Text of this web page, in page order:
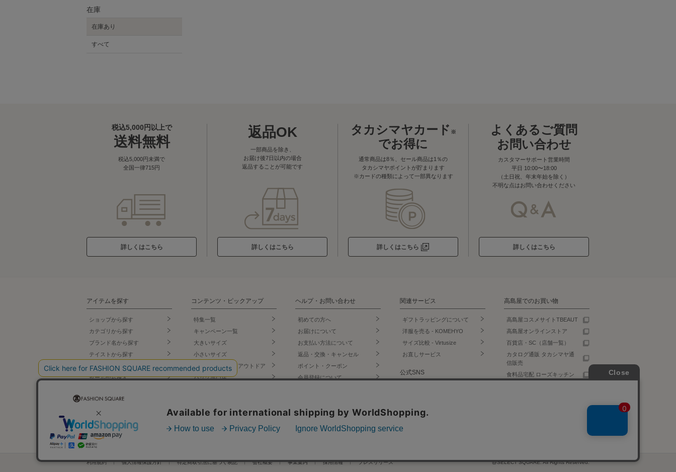
在庫
在庫あり
すべて
税込5,000円以上で
送料無料
税込5,000円未満で
全国一律715円
詳しくはこちら
返品OK
一部商品を除き、
お届け後7日以内の場合
返品することが可能です
詳しくはこちら
タカシマヤカード ※
でお得に
通常商品は8％、セール商品は1％の
タカシマヤポイントが貯まります
※カードの種類によって一部異なります
詳しくはこちら
よくあるご質問
お問い合わせ
カスタマーサポート営業時間
平日 10:00〜18:00
（土日祝、年末年始を除く）
不明な点はお問い合わせください
詳しくはこちら
アイテムを探す
ショップから探す
カテゴリから探す
ブランド名から探す
テイストから探す
コーデから探す
セールから探す
新着商品
先行予約商品
再入荷商品
コンテンツ・ピックアップ
特集一覧
キャンペーン一覧
大きいサイズ
小さいサイズ
スポーツウェア・アウトドア
バッグ専門店
タカシマヤオリジナルショッ
ヘルプ・お問い合わせ
初めての方へ
お届けについて
お支払い方法について
返品・交換・キャンセル
ポイント・クーポン
会員登録について
サイトからのお知らせ
関連サービス
ギフトラッピングについて
洋服を売る - KOMEHYO
サイズ比較 - Virtusize
お直しサービス
公式SNS
X
Facebook
高島屋でのお買い物
高島屋コスメサイトTBEAUT
高島屋オンラインストア
百貨店・SC（店舗一覧）
カタログ通販 タカシマヤ通
信販売
食料品宅配 ローズキッチン
利用規約 個人情報保護方針 特定商取引法に基づく表記 会社概要 事業案内 採用情報 プレスリリース @SELECT SQUARE. All Rights Reserved.